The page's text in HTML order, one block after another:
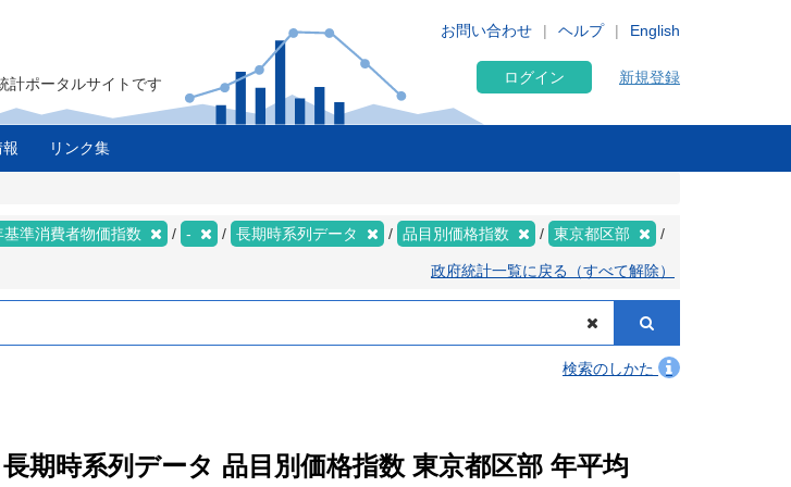
English
お問い合わせ ヘルプ
計ポータルサイトです ログイン 新規登録
リンク集
基準消費者物価指数 - 長期時系列データ 品目別価格指数 東京都区部
政府統計一覧に戻る（すべて解除）
検索のしかた
期時系列データ 品目別価格指数 東京都区部 年平均